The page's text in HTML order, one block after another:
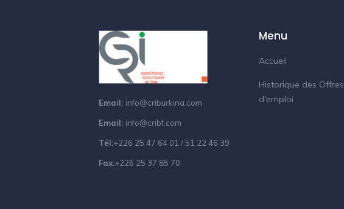
Email: info@criburkina.com
Email: info@cribf.com
Tél:+226 25 47 64 01 / 51 22 46 39
Fax:+226 25 37 85 70
Menu
Accueil
Historique des Offres
d'emploi